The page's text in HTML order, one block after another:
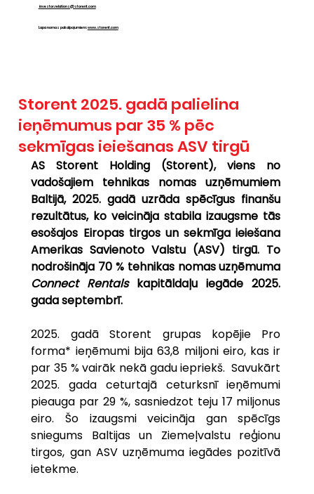
investor.relations@storent.com
Lapa nomas pakalpojumiem:www.storent.com
Storent 2025. gadā palielina
ieņēmumus par 35 % pēc
sekmīgas ieiešanas ASV tirgū
AS Storent Holding (Storent), viens no
vadošajiem tehnikas nomas uzņēmumiem
Baltijā, 2025. gadā uzrāda spēcīgus finanšu
rezultātus, ko veicināja stabila izaugsme tās
esošajos Eiropas tirgos un sekmīga ieiešana
Amerikas Savienoto Valstu (ASV) tirgū. To
Connect Rentals kapitāldaļu iegāde 2025.
gada septembrī.
2025. gadā Storent grupas kopējie Pro
forma* ieņēmumi bija 63,8 miljoni eiro, kas ir
par 35 % vairāk nekā gadu iepriekš.  Savukārt
2025. gada ceturtajā ceturksnī ieņēmumi
pieauga par 29 %, sasniedzot teju 17 miljonus
eiro. Šo izaugsmi veicināja gan spēcīgs
sniegums Baltijas un Ziemeļvalstu reģionu
tirgos, gan ASV uzņēmuma iegādes pozitīvā
ietekme.